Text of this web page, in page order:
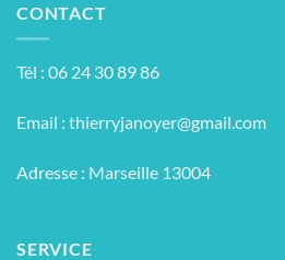
CONTACT
Tél : 06 24 30 89 86
Email : thierryjanoyer@gmail.com
Adresse : Marseille 13004
SERVICE